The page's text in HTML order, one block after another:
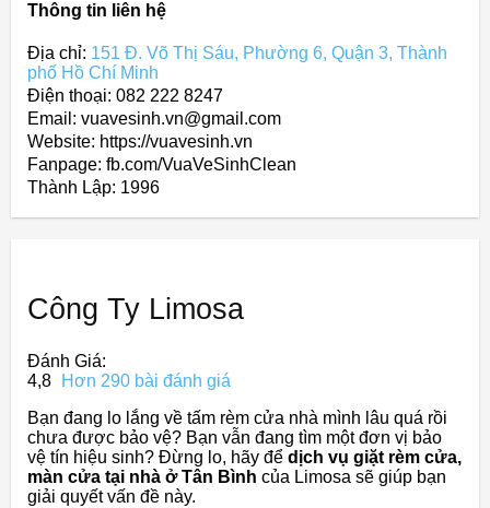
Thông tin liên hệ
Địa chỉ: 151 Đ. Võ Thị Sáu, Phường 6, Quận 3, Thành
phố Hồ Chí Minh
Điện thoại: 082 222 8247
Email: vuavesinh.vn@gmail.com
Website: https://vuavesinh.vn
Fanpage: fb.com/VuaVeSinhClean
Thành Lập: 1996
Công Ty Limosa
Đánh Giá:
4,8
Hơn 290 bài đánh giá
Bạn đang lo lắng về tấm rèm cửa nhà mình lâu quá rồi
chưa được bảo vệ? Bạn vẫn đang tìm một đơn vị bảo
vệ tín hiệu sinh? Đừng lo, hãy để dịch vụ giặt rèm cửa,
màn cửa tại nhà ở Tân Bình của Limosa sẽ giúp bạn
giải quyết vấn đề này.